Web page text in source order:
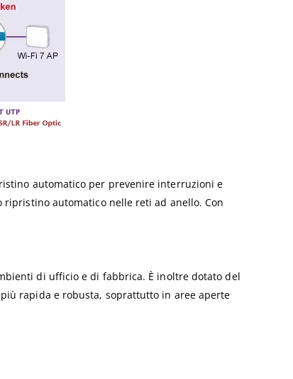
automatico per prevenire interruzioni e
ripristino automatico nelle reti ad anello. Con
di ufficio e di fabbrica. È inoltre dotato del
più rapida e robusta, soprattutto in aree aperte